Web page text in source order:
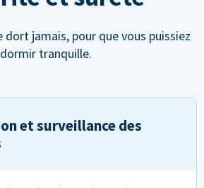
dort jamais, pour que vous puissiez
dormir tranquille.
et surveillance des